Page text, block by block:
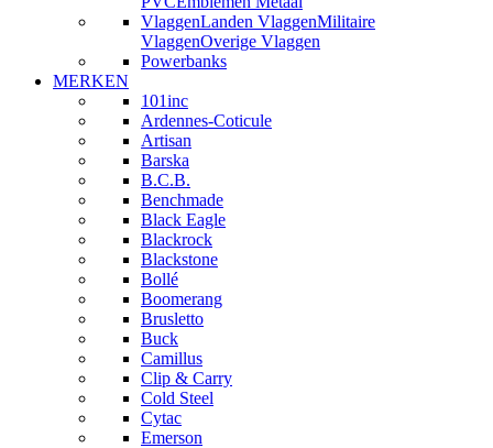
VlaggenLanden VlaggenMilitaire
VlaggenOverige Vlaggen
Powerbanks
MERKEN
101inc
Ardennes-Coticule
Artisan
Barska
B.C.B.
Benchmade
Black Eagle
Blackrock
Blackstone
Bollé
Boomerang
Brusletto
Buck
Camillus
Clip & Carry
Cold Steel
Cytac
Emerson